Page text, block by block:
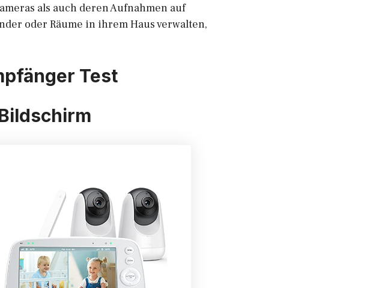
als auch deren Aufnahmen auf
oder Räume in ihrem Haus verwalten,
Test